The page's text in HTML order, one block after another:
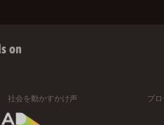
on
社会を動かすかけ声 プ